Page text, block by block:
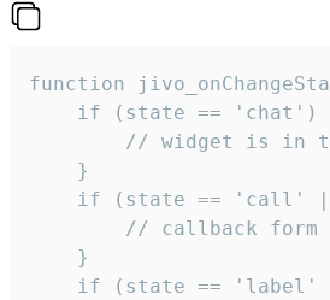
function
if (state == 'chat')
// widget is in
    }
if (state == 'call'
// callback form
    }
if (state == 'label'